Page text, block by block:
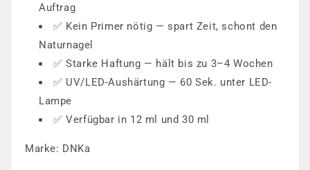
Auftrag
✅ Kein Primer nötig — spart Zeit, schont den
Naturnagel
✅ Starke Haftung — hält bis zu 3–4 Wochen
✅ UV/LED-Aushärtung — 60 Sek. unter LED-
Lampe
✅ Verfügbar in 12 ml und 30 ml
Marke: DNKa